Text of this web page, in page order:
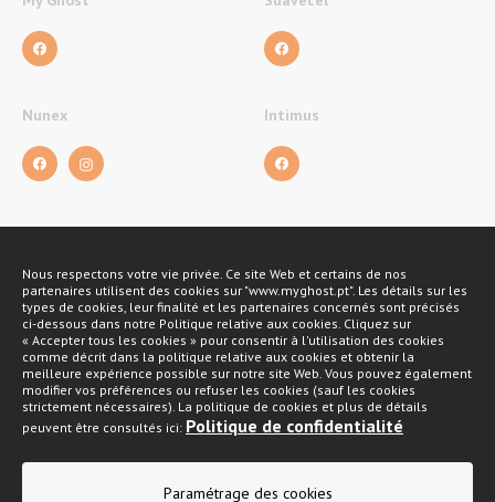
Nunex Intimus
Méthodes de payement
Politique de confidentialité
Nous respectons votre vie privée. Ce site Web et certains de nos
partenaires utilisent des cookies sur "www.myghost.pt". Les détails sur les
types de cookies, leur finalité et les partenaires concernés sont précisés
ci-dessous dans notre Politique relative aux cookies. Cliquez sur
« Accepter tous les cookies » pour consentir à l'utilisation des cookies
comme décrit dans la politique relative aux cookies et obtenir la
meilleure expérience possible sur notre site Web. Vous pouvez également
modifier vos préférences ou refuser les cookies (sauf les cookies
strictement nécessaires). La politique de cookies et plus de détails
peuvent être consultés ici: Politique de confidentialité
Paramétrage des cookies